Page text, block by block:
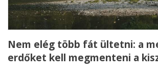
Nem elég több fát ültetni: a
erdőket kell megmenteni a